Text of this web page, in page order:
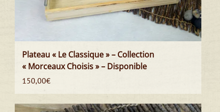
Plateau « Le Classique » – Collection
« Morceaux Choisis » – Disponible
150,00€